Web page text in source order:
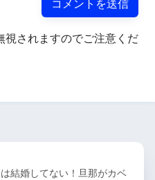
視されますのでご注意くだ
結婚してない！旦那がカベ